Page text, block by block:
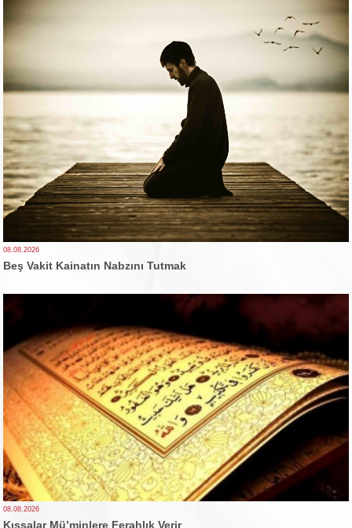
08.08.2026
Beş Vakit Kainatın Nabzını Tutmak
08.08.2026
Kıssalar Mü’minlere Ferahlık Verir